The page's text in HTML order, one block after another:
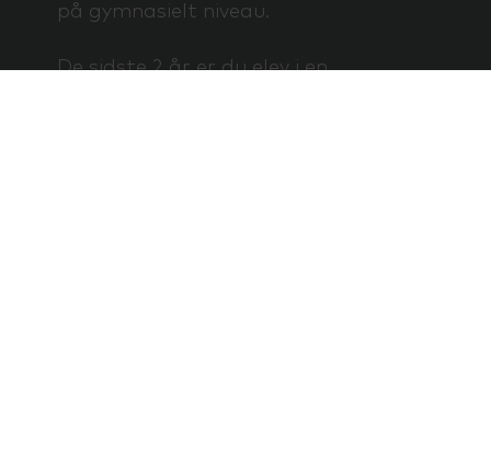
på gymnasielt niveau.
De sidste 2 år er du elev i en